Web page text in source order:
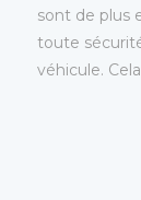
sont de plus
toute
véhicule.